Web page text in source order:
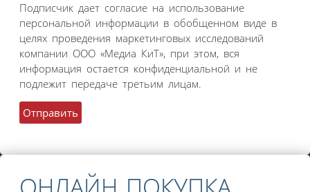
Подписчик дает согласие на использование
персональной информации в обобщенном виде в
целях проведения маркетинговых исследований
компании ООО «Медиа КиТ», при этом, вся
информация остается конфиденциальной и не
подлежит передаче третьим лицам.